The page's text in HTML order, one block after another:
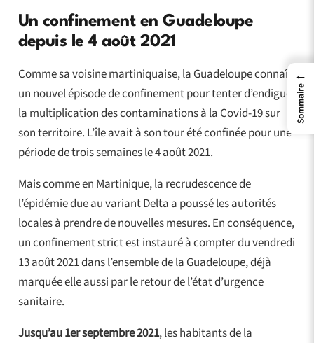
Un confinement en Guadeloupe
depuis le 4 août 2021
Comme sa voisine martiniquaise, la Guadeloupe connaît
un nouvel épisode de confinement pour tenter d’endiguer
la multiplication des contaminations à la Covid-19 sur
son territoire. L’île avait à son tour été confinée pour une
période de trois semaines le 4 août 2021.
Mais comme en Martinique, la recrudescence de
l’épidémie due au variant Delta a poussé les autorités
locales à prendre de nouvelles mesures. En conséquence,
un confinement strict est instauré à compter du vendredi
13 août 2021 dans l’ensemble de la Guadeloupe, déjà
marquée elle aussi par le retour de l’état d’urgence
sanitaire.
Jusqu’au 1er septembre 2021, les habitants de la
←
Sommaire